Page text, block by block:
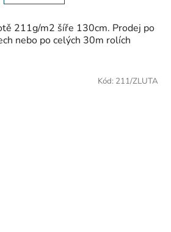
211g/m2 šíře 130cm. Prodej po
nebo po celých 30m rolích
Kód: 211/ZLUTA